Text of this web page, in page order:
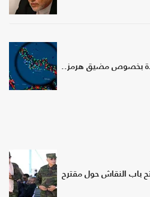
بخصوص مضيق هرمز..
باب النقاش حول مقترح